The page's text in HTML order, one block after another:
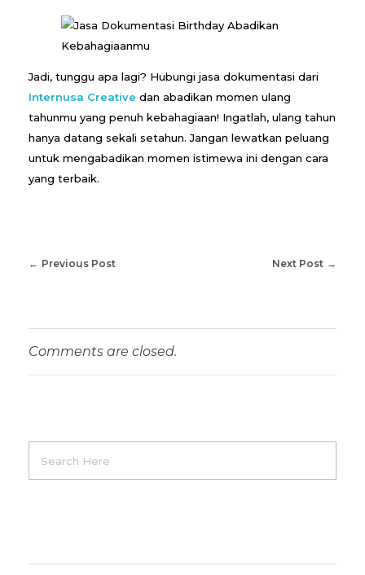
a
a
n
m
Jadi, tunggu apa lagi? Hubungi jasa dokumentasi dari
Internusa Creative dan abadikan momen ulang
tahunmu yang penuh kebahagiaan! Ingatlah, ulang tahun
hanya datang sekali setahun. Jangan lewatkan peluang
untuk mengabadikan momen istimewa ini dengan cara
yang terbaik.
Previous Post Next Post
Comments are closed.